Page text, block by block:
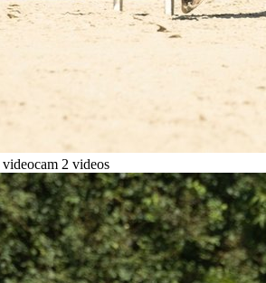
videocam 2 videos